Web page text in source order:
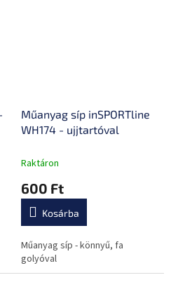
Műanyag síp inSPORTline
WH174 - ujjtartóval
Raktáron
600 Ft
Kosárba
Műanyag síp - könnyű, fa
golyóval